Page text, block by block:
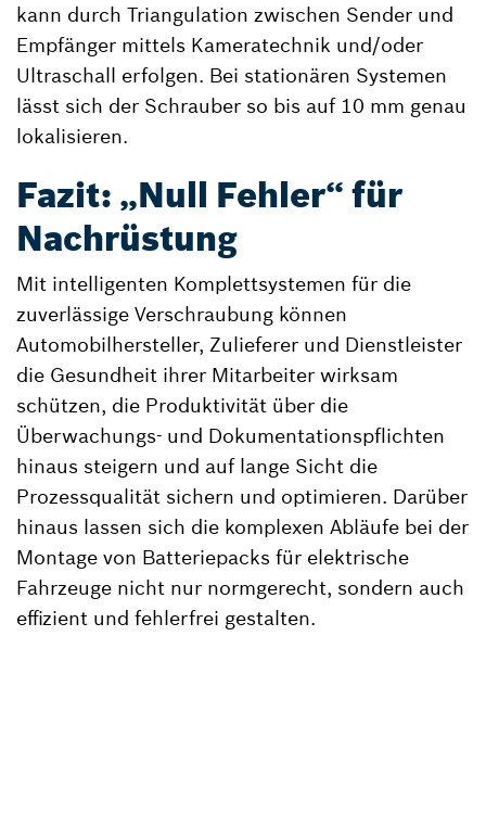
kann durch Triangulation zwischen Sender und
Empfänger mittels Kameratechnik und/oder
Ultraschall erfolgen. Bei stationären Systemen
lässt sich der Schrauber so bis auf 10 mm genau
lokalisieren.
Fazit: „Null Fehler“ für
Nachrüstung
Mit intelligenten Komplettsystemen für die
zuverlässige Verschraubung können
Automobilhersteller, Zulieferer und Dienstleister
die Gesundheit ihrer Mitarbeiter wirksam
schützen, die Produktivität über die
Überwachungs- und Dokumentationspflichten
hinaus steigern und auf lange Sicht die
Prozessqualität sichern und optimieren. Darüber
hinaus lassen sich die komplexen Abläufe bei der
Montage von Batteriepacks für elektrische
Fahrzeuge nicht nur normgerecht, sondern auch
effizient und fehlerfrei gestalten.